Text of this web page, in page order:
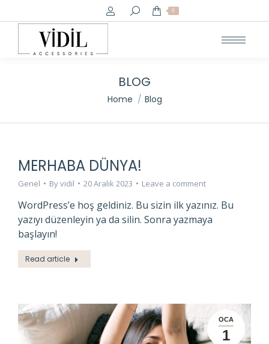
Search: 0
BLOG
You are here:
Home Blog
MERHABA DÜNYA!
Genel Byvidil 20 Aralık 2023 Leave a comment
WordPress’e hoş geldiniz. Bu sizin ilk yazınız. Bu
yazıyı düzenleyin ya da silin. Sonra yazmaya
başlayın!
Read article
OCA
1